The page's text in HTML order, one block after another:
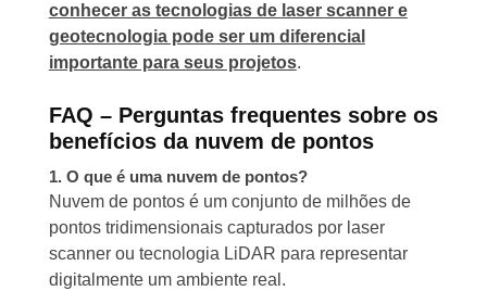
conhecer as tecnologias de laser scanner e
geotecnologia pode ser um diferencial
importante para seus projetos.
FAQ – Perguntas frequentes sobre os
benefícios da nuvem de pontos
1. O que é uma nuvem de pontos?
Nuvem de pontos é um conjunto de milhões de
pontos tridimensionais capturados por laser
scanner ou tecnologia LiDAR para representar
digitalmente um ambiente real.